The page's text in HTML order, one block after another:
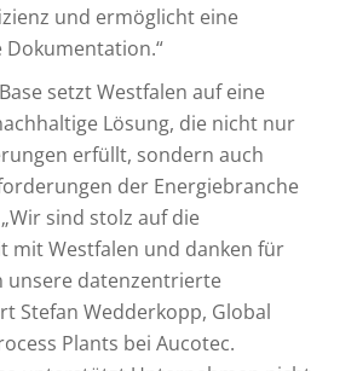
und ermöglicht eine
setzt Westfalen auf eine
Lösung, die nicht nur
erfüllt, sondern auch
der Energiebranche
sind stolz auf die
mit Westfalen und danken für
unsere datenzentrierte
Stefan Wedderkopp, Global
Plants bei Aucotec.